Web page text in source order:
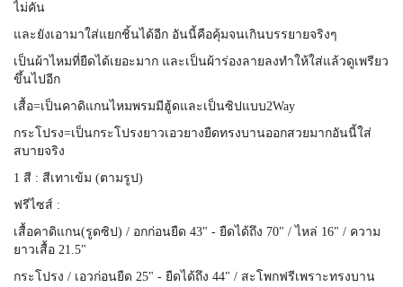
ไม่คัน
และยังเอามาใส่แยกชิ้นได้อีก อันนี้คือคุ้มจนเกินบรรยายจริงๆ
เป็นผ้าไหมที่ยืดได้เยอะมาก และเป็นผ้าร่องลายลงทำให้ใส่แล้วดูเพรียว
ขึ้นไปอีก
เสื้อ=เป็นคาดิแกนไหมพรมมีฮู้ดและเป็นซิปแบบ2Way
กระโปรง=เป็นกระโปรงยาวเอวยางยืดทรงบานออกสวยมากอันนี้ใส่
สบายจริง
1 สี : สีเทาเข้ม (ตามรูป)
ฟรีไซส์ :
เสื้อคาดิแกน(รูดซิป) / อกก่อนยืด 43" - ยืดได้ถึง 70" / ไหล่ 16" / ความ
ยาวเสื้อ 21.5"
กระโปรง / เอวก่อนยืด 25" - ยืดได้ถึง 44" / สะโพกฟรีเพราะทรงบาน